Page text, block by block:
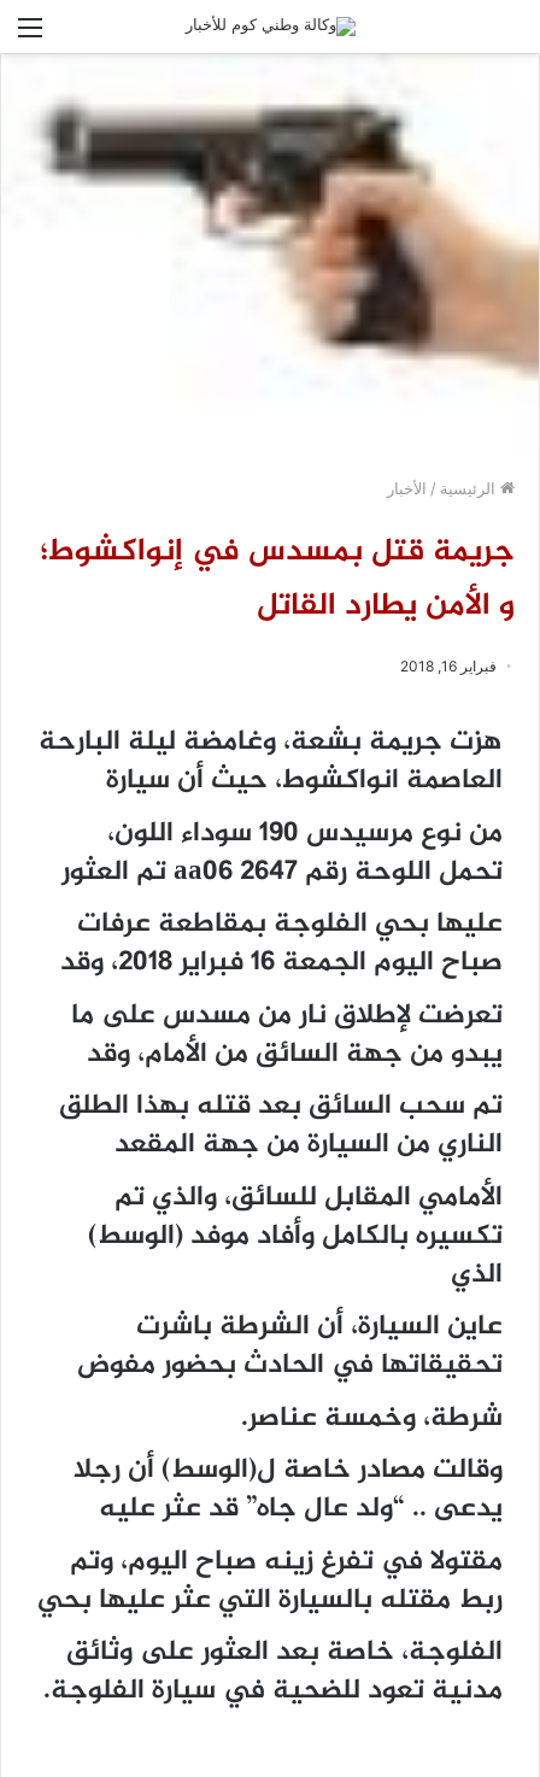
الرئيسية / الأخبار
جريمة قتل بمسدس في إنواكشوط؛
و الأمن يطارد القاتل
فبراير 16, 2018
هزت جريمة بشعة، وغامضة ليلة البارحة
العاصمة انواكشوط، حيث أن سيارة
من نوع مرسيدس 190 سوداء اللون،
تحمل اللوحة رقم 2647 aa06 تم العثور
عليها بحي الفلوجة بمقاطعة عرفات
صباح اليوم الجمعة 16 فبراير 2018، وقد
تعرضت لإطلاق نار من مسدس على ما
يبدو من جهة السائق من الأمام، وقد
تم سحب السائق بعد قتله بهذا الطلق
الناري من السيارة من جهة المقعد
الأمامي المقابل للسائق، والذي تم
تكسيره بالكامل وأفاد موفد (الوسط)
الذي
عاين السيارة، أن الشرطة باشرت
تحقيقاتها في الحادث بحضور مفوض
شرطة، وخمسة عناصر.
وقالت مصادر خاصة ل(الوسط) أن رجلا
يدعى .. “ولد عال جاه” قد عثر عليه
مقتولا في تفرغ زينه صباح اليوم، وتم
ربط مقتله بالسيارة التي عثر عليها بحي
الفلوجة، خاصة بعد العثور على وثائق
مدنية تعود للضحية في سيارة الفلوجة.